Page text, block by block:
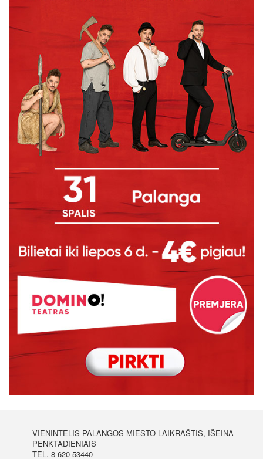
VIENINTELIS PALANGOS MIESTO LAIKRAŠTIS, IŠEINA
PENKTADIENIAIS
TEL. 8 620 53440